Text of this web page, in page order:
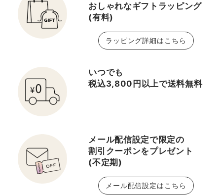
おしゃれなギフトラッピング
(有料)
ラッピング詳細はこちら
いつでも
税込3,800円以上で送料無料
メール配信設定で限定の
割引クーポンをプレゼント
(不定期)
メール配信設定はこちら